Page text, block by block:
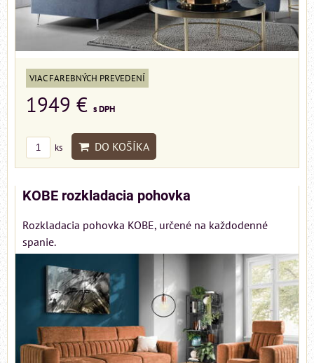
VIAC FAREBNÝCH PREVEDENÍ
1949 € s DPH
ks DO KOŠÍKA
KOBE rozkladacia pohovka
Rozkladacia pohovka KOBE, určené na každodenné
spanie.